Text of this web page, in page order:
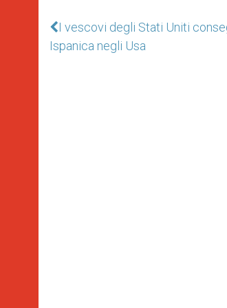
I vescovi degli Stati Uniti
Ispanica negli Usa